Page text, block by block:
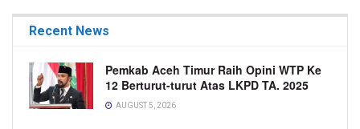
Recent News
Pemkab Aceh Timur Raih Opini WTP Ke
12 Berturut-turut Atas LKPD TA. 2025
AUGUST 5, 2026